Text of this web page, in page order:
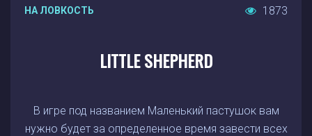
НА ЛОВКОСТЬ 1873
LITTLE SHEPHERD
В игре под названием Маленький пастушок вам
нужно будет за определенное время завести всех